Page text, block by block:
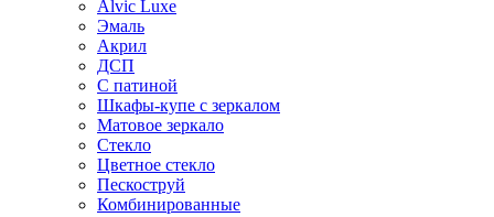
Alvic Luxe
Эмаль
Акрил
ДСП
С патиной
Шкафы-купе с зеркалом
Матовое зеркало
Стекло
Цветное стекло
Пескоструй
Комбинированные